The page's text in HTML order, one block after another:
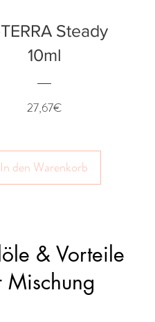
Steady
10ml
27,67€Preis
In den Warenkorb
& Vorteile
Mischung